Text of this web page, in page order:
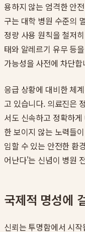
용하지 않는 엄격한 안
구는 대학 병원 수준의
정량 사용 원칙을 철저
태와 알레르기 유무 등
가능성을 사전에 차단합
응급 상황에 대비한 체
고 있습니다. 의료진은
서도 신속하고 정확하
한 보이지 않는 노력들
임할 수 있는 안전한 환
어난다'는 신념이 병원
국제적 명성에
신뢰는 투명함에서 시